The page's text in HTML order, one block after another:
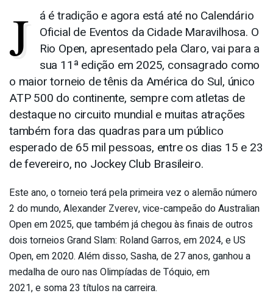
J
á é tradição e agora está até no Calendário
Oficial de Eventos da Cidade Maravilhosa. O
Rio Open, apresentado pela Claro, vai para a
sua 11ª edição em 2025, consagrado como
o maior torneio de tênis da América do Sul, único
ATP 500 do continente, sempre com atletas de
destaque no circuito mundial e muitas atrações
também fora das quadras para um público
esperado de 65 mil pessoas, entre os dias 15 e 23
de fevereiro, no Jockey Club Brasileiro.
Este ano, o torneio terá pela primeira vez o alemão número
2 do mundo, Alexander Zverev, vice-campeão do Australian
Open em 2025, que também já chegou às finais de outros
dois torneios Grand Slam: Roland Garros, em 2024, e US
Open, em 2020. Além disso, Sasha, de 27 anos, ganhou a
medalha de ouro nas Olimpíadas de Tóquio, em
2021, e soma 23 títulos na carreira.